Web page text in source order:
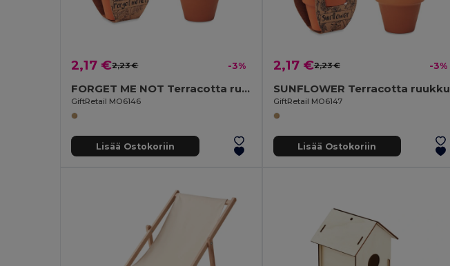
2,17 €2,23 € -3%
FORGET ME NOT Terracotta ruukku
GiftRetail MO6146
Lisää Ostokoriin
2,17 €2,23 € -3%
SUNFLOWER Terracotta ruukku
GiftRetail MO6147
Lisää Ostokoriin